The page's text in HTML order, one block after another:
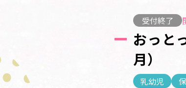
受付終了
おっと
月）
乳幼児